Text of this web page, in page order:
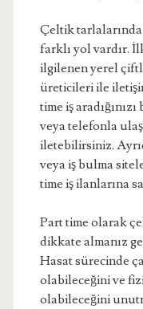
Çeltik
farklı yol vardır.
ilgilenen yerel
üreticileri ile
time iş
veya telefonla
iletebilirsiniz.
veya iş bulma
time iş ilanlarına
Part time olarak
dikkate almanız
Hasat sürecinde
olabileceğini ve
olabileceğini